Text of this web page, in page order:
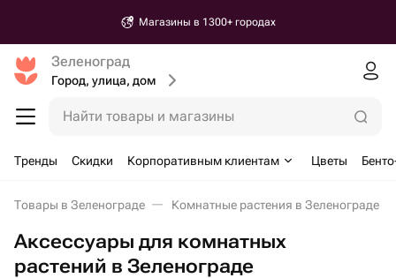
Магазины в 1300+ городах
Зеленоград
Город, улица, дом
Найти товары и магазины
Тренды Скидки Корпоративным клиентам Цветы
Товары в Зеленограде Комнатные растения в Зеленограде
Аксессуары для комнатных
растений в Зеленограде